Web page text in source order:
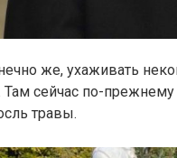
же, ухаживать
Там сейчас по-
травы.